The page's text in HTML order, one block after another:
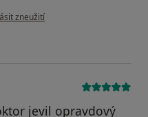
názoru uživatele R.A. V.
zneužití
jevil opravdový